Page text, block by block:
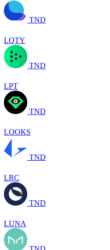
TND
LQTY
TND
LPT
TND
LOOKS
TND
LRC
TND
LUNA